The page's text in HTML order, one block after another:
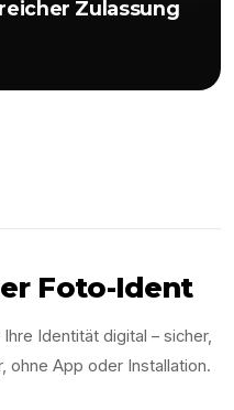
Zulassung
Foto-Ident
Identität digital – sicher,
ohne App oder Installation.